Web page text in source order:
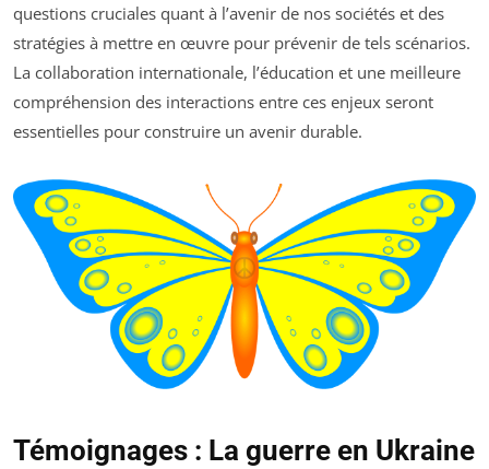
questions cruciales quant à l’avenir de nos sociétés et des
stratégies à mettre en œuvre pour prévenir de tels scénarios.
La collaboration internationale, l’éducation et une meilleure
compréhension des interactions entre ces enjeux seront
essentielles pour construire un avenir durable.
Témoignages : La guerre en Ukraine